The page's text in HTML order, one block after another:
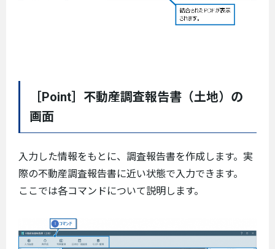
［Point］不動産調査報告書（土地）の
画面
入力した情報をもとに、調査報告書を作成します。実
際の不動産調査報告書に近い状態で入力できます。
ここでは各コマンドについて説明します。